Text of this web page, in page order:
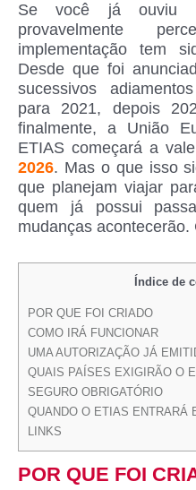
Se você já ouviu
provavelmente
implementação tem
Desde que foi
sucessivos
para 2021, depois
finalmente, a União
ETIAS começará a
2026. Mas o que isso
que planejam viajar
quem já possui
mudanças acontecerão.
Índice de
POR QUE FOI CRIADO
COMO IRÁ FUNCIONAR
UMA AUTORIZAÇÃO JÁ
QUAIS PAÍSES EXIGIRÃO O
SEGURO OBRIGATÓRIO
QUANDO O ETIAS ENTRARÁ
LINKS
POR QUE FOI